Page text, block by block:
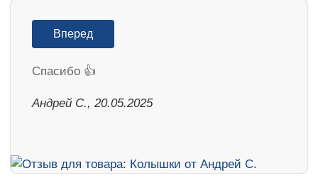
Вперед
Спасибо 👍
Андрей С., 20.05.2025